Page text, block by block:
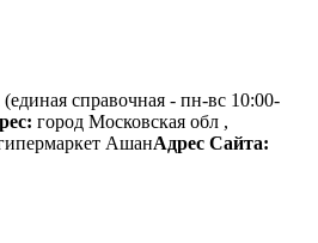
справочная - пн-вс 10:00-
город Московская обл ,
АшанАдрес Сайта: